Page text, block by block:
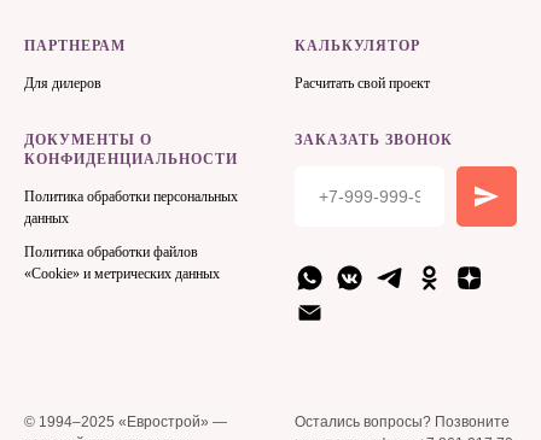
ПАРТНЕРАМ
Для дилеров
КАЛЬКУЛЯТОР
Расчитать свой проект
ДОКУМЕНТЫ О
КОНФИДЕНЦИАЛЬНОСТИ
Политика обработки персональных
данных
Политика обработки файлов
«Cookie» и метрических данных
ЗАКАЗАТЬ ЗВОНОК
© 1994–2025 «Еврострой» —
Остались вопросы? Позвоните